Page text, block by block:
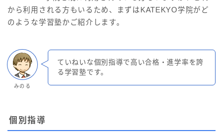
から利用される方もいるため、まずはKATEKYO学院がど
のような学習塾かご紹介します。
みのる
ていねいな個別指導で高い合格・進学率を誇
る学習塾です。
個別指導